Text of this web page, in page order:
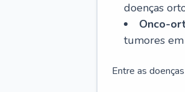
doenças
Onco-
tumores
Entre as